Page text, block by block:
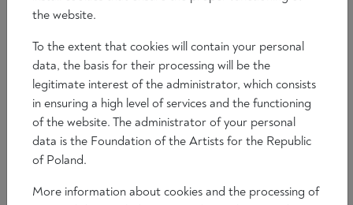
the website.
To the extent that cookies will contain your personal
data, the basis for their processing will be the
legitimate interest of the administrator, which consists
in ensuring a high level of services and the functioning
of the website. The administrator of your personal
data is the Foundation of the Artists for the Republic
of Poland.
More information about cookies and the processing of